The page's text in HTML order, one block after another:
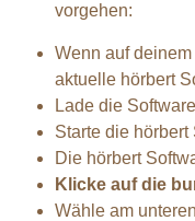
vorgehen:
Wenn auf
aktuelle hörbert
Lade die
Starte die hörbert
Die hörbert
Klicke auf die
Wähle am